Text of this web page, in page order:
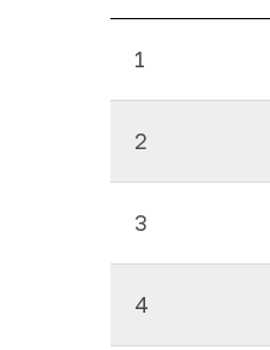
1
2
3
4